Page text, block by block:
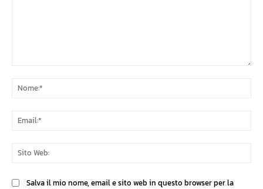
Salva il mio nome, email e sito web in questo browser per la